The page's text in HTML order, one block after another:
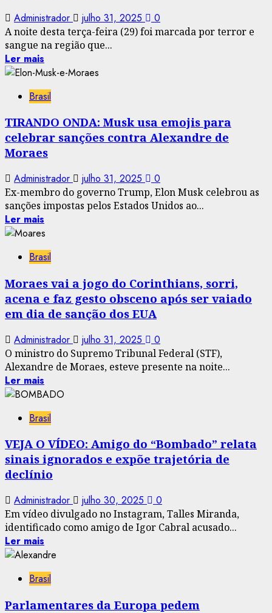
Administrador julho 31, 2025 0
A noite desta terça-feira (29) foi marcada por terror e
sangue na região que...
Ler mais
Brasil
TIRANDO ONDA: Musk usa emojis para
celebrar sanções contra Alexandre de
Moraes
Administrador julho 31, 2025 0
Ex-membro do governo Trump, Elon Musk celebrou as
sanções impostas pelos Estados Unidos ao...
Ler mais
Brasil
Moraes vai a jogo do Corinthians, sorri,
acena e faz gesto obsceno após ser vaiado
em dia de sanção dos EUA
Administrador julho 31, 2025 0
O ministro do Supremo Tribunal Federal (STF),
Alexandre de Moraes, esteve presente na noite...
Ler mais
Brasil
VEJA O VÍDEO: Amigo do “Bombado” relata
sinais ignorados e expõe trajetória de
declínio
Administrador julho 30, 2025 0
Em vídeo divulgado no Instagram, Talles Miranda,
identificado como amigo de Igor Cabral acusado...
Ler mais
Brasil
Parlamentares da Europa pedem